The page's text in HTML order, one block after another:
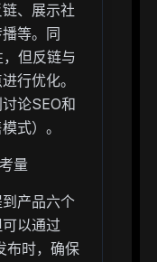
、展示社
等。同
但反链与
行优化。
论SEO和
式）。
量
产品六个
以通过
布时，确保